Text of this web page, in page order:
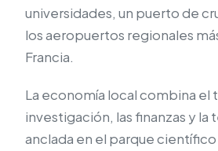
universidades, un puerto de
los aeropuertos regionales
Francia.
La economía local combina el
investigación, las finanzas y la
anclada en el parque